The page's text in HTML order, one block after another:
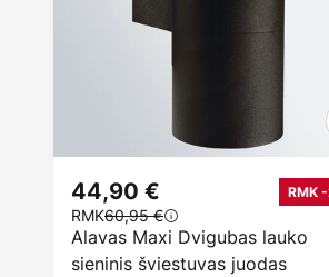
Alavas Maxi Dvigubas lauko
sieninis šviestuvas juodas
44,90 € RMK
RMK60,95 €